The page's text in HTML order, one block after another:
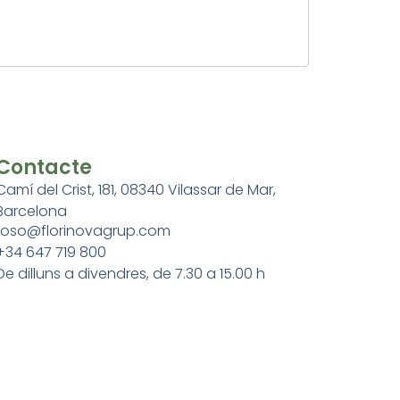
del Crist, 181, 08340 Vilassar de Mar,
647 719 800
dilluns a divendres, de 7.30 a 15.00 h